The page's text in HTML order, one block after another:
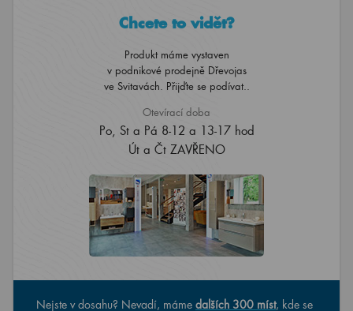
Chcete to vidět?
Produkt máme vystaven
v podnikové prodejně Dřevojas
ve Svitavách. Přijďte se podívat..
Otevírací doba
Po, St a Pá 8-12 a 13-17 hod
Út a Čt ZAVŘENO
Nejste v dosahu? Nevadí, máme dalších 300 míst, kde se